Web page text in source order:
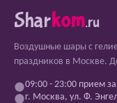
Sharkom.ru
Воздушные шары с
праздников в Москве.
09:00 - 23:00 прием
г. Москва, ул. Ф.